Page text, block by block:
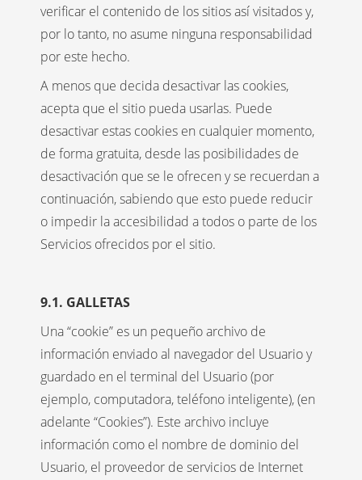
verificar el contenido de los sitios así visitados y,
por lo tanto, no asume ninguna responsabilidad
por este hecho.
A menos que decida desactivar las cookies,
acepta que el sitio pueda usarlas. Puede
desactivar estas cookies en cualquier momento,
de forma gratuita, desde las posibilidades de
desactivación que se le ofrecen y se recuerdan a
continuación, sabiendo que esto puede reducir
o impedir la accesibilidad a todos o parte de los
Servicios ofrecidos por el sitio.
9.1. GALLETAS
Una “cookie” es un pequeño archivo de
información enviado al navegador del Usuario y
guardado en el terminal del Usuario (por
ejemplo, computadora, teléfono inteligente), (en
adelante “Cookies”). Este archivo incluye
información como el nombre de dominio del
Usuario, el proveedor de servicios de Internet